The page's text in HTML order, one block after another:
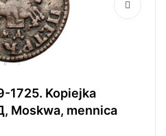
1725. Kopiejka
Moskwa, mennica